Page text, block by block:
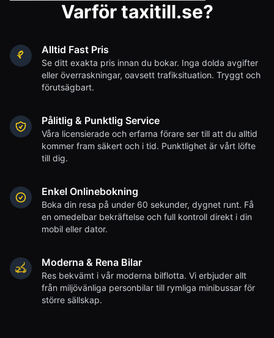
Varför taxitill.se?
Alltid Fast Pris
Se ditt exakta pris innan du bokar. Inga dolda avgifter
eller överraskningar, oavsett trafiksituation. Tryggt och
förutsägbart.
Pålitlig & Punktlig Service
Våra licensierade och erfarna förare ser till att du alltid
kommer fram säkert och i tid. Punktlighet är vårt löfte
till dig.
Enkel Onlinebokning
Boka din resa på under 60 sekunder, dygnet runt. Få
en omedelbar bekräftelse och full kontroll direkt i din
mobil eller dator.
Moderna & Rena Bilar
Res bekvämt i vår moderna bilflotta. Vi erbjuder allt
från miljövänliga personbilar till rymliga minibussar för
större sällskap.